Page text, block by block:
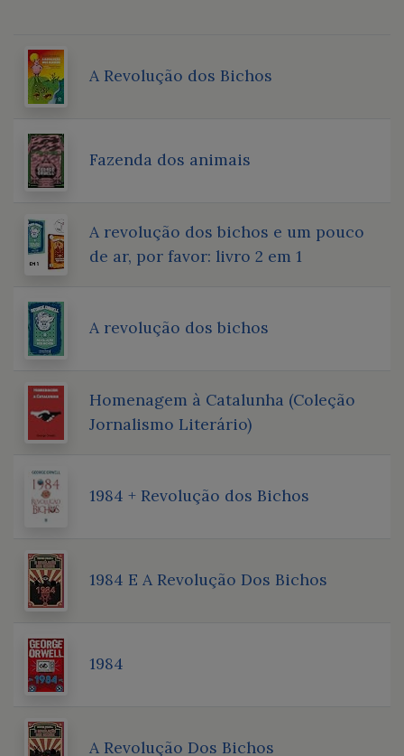
A Revolução dos Bichos
Fazenda dos animais
A revolução dos bichos e um pouco
de ar, por favor: livro 2 em 1
A revolução dos bichos
Homenagem à Catalunha (Coleção
Jornalismo Literário)
1984 + Revolução dos Bichos
1984 E A Revolução Dos Bichos
1984
A Revolução Dos Bichos